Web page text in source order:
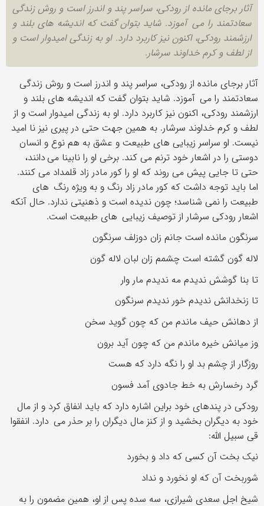
آثار برجای مانده از رودکی، سراسر پند و اندرز است و روش زندگی
سعادتمند را می آموزد. شاید بتوان گفت که اندیشه های بلند و
ارزشمند رودکی، اکنون نیز کاربرد دارد. او به زندگی امیدوار است و
از لطف و کرم خداوند سرشار.
آثار برجای مانده از رودکی، سراسر پند و اندرز است و روش زندگی
سعادتمند را می آموزد. شاید بتوان گفت که اندیشه های بلند و
ارزشمند رودکی، اکنون نیز کاربرد دارد. او به زندگی امیدوار است و از
لطف و کرم خداوند سرشار. به همین جهت حتی در پیری نیز نا امید
نیست. او سراسر زیبایی های طبیعت و عشق به هم نوع و انسان
دوستی را در اشعار خود ترنم می کند. برخی او را نابینا می دانند،
حتی تا جایی پیش می روند که او را کور مادر زاد قلمداد می کنند.
اما باید توجه داشت که کور مادر زاد رنگ و به ویژه رنگ های
طبیعت را نمی شناسد؛ چون ندیده است و ذهنیتی ندارد. حال آنکه
اشعار رودکی سرشار از توصیف زیبایی های طبیعت است.
سرنگون مانده است جانم زان دوزلف سرنگون
لاله گون گشته است چشمم زان لبان لاله گون
تا بنا گوشش ندیدم مه ندیدم مار وار
تا زنخدانش ندیدم خور ندیدم سرنگون
از دهانش حیف ماندم من که چون گوید سخن
وز میانش خیره ماندم من که چون آید برون
روزگار از چشم بد او را نگه دارد که هست
گرد رخسارش به خط جادوی آمد فسون
رودکی در پندهای خود براین اشاره دارد که باید انفاق کرد و از مال
خود به دیگران بخشید و از کنز مال دیگران را بر حذر می دارد. انفقوا
قی سبیل الله:
نیک بخت آن کسی که داد و بخورد
شوربخت آن که او نخورد و نداد
شیخ اجل سعدی شیرازی، سه سده پس از او، همین مضمون را به